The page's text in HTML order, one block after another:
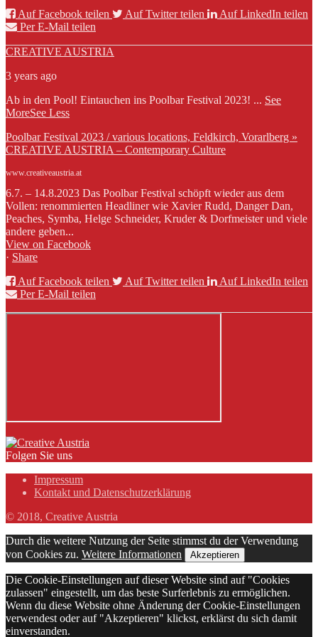
Auf Facebook teilen
Auf Twitter teilen
Auf LinkedIn teilen
Per E-Mail teilen
CREATIVE AUSTRIA
3 years ago
Ab in den Pool! Eintauchen ins Poolbar Festival 2023! ... See
MoreSee Less
Poolbar Festival 2023 / various locations, Feldkirch, Vorarlberg »
CREATIVE AUSTRIA – Contemporary Culture
www.creativeaustria.at
6.7. – 14.8.2023 Das Poolbar Festival schöpft wieder aus dem
Vollen: renommierten Headliner wie Xavier Rudd, Danger Dan,
Peaches, Symba, Helge Schneider, Kruder & Dorfmeister und viele
andere geben...
View on Facebook
· Share
Auf Facebook teilen
Auf Twitter teilen
Auf LinkedIn teilen
Per E-Mail teilen
Folgen Sie uns
Impressum
Kontakt und Datenschutzerklärung
© 2018, Creative Austria
Durch die weitere Nutzung der Seite stimmst du der Verwendung
von Cookies zu. Weitere Informationen Akzeptieren
Die Cookie-Einstellungen auf dieser Website sind auf "Cookies
zulassen" eingestellt, um das beste Surferlebnis zu ermöglichen.
Wenn du diese Website ohne Änderung der Cookie-Einstellungen
verwendest oder auf "Akzeptieren" klickst, erklärst du sich damit
einverstanden.